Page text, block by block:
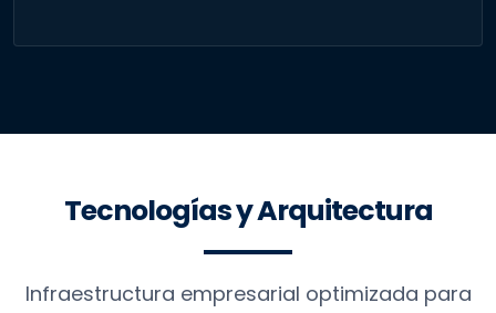
Tecnologías y Arquitectura
Infraestructura empresarial optimizada para